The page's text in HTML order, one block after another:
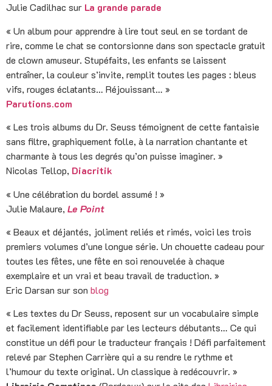
Julie Cadilhac sur La grande parade
« Un album pour apprendre à lire tout seul en se tordant de
rire, comme le chat se contorsionne dans son spectacle gratuit
de clown amuseur. Stupéfaits, les enfants se laissent
entraîner, la couleur s’invite, remplit toutes les pages : bleus
vifs, rouges éclatants… Réjouissant… »
Parutions.com
« Les trois albums du Dr. Seuss témoignent de cette fantaisie
sans filtre, graphiquement folle, à la narration chantante et
charmante à tous les degrés qu’on puisse imaginer. »
Nicolas Tellop, Diacritik
« Une célébration du bordel assumé ! »
Julie Malaure, Le Point
« Beaux et déjantés, joliment reliés et rimés, voici les trois
premiers volumes d’une longue série. Un chouette cadeau pour
toutes les fêtes, une fête en soi renouvelée à chaque
exemplaire et un vrai et beau travail de traduction. »
Eric Darsan sur son blog
« Les textes du Dr Seuss, reposent sur un vocabulaire simple
et facilement identifiable par les lecteurs débutants… Ce qui
constitue un défi pour le traducteur français ! Défi parfaitement
relevé par Stephen Carrière qui a su rendre le rythme et
l’humour du texte original. Un classique à redécouvrir. »